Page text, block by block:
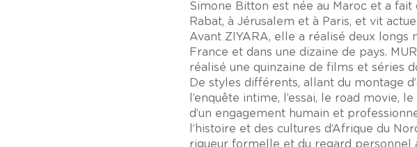
Simone Bitton est née au Maroc et a
Rabat, à Jérusalem et à Paris, et vit
Avant ZIYARA, elle a réalisé deux
France et dans une dizaine de pays.
réalisé une quinzaine de films et séries
De styles différents, allant du montage
l’enquête intime, l’essai, le road movie,
d’un engagement humain et
l’histoire et des cultures d’Afrique du
rigueur formelle et du regard personnel